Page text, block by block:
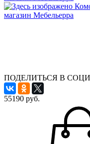
ПОДЕЛИТЬСЯ В
55190 руб.